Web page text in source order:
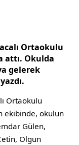
Ortaokulu
attı. Okulda
gelerek
Ortaokulu
ekibinde, okulun
Gülen,
Olgun